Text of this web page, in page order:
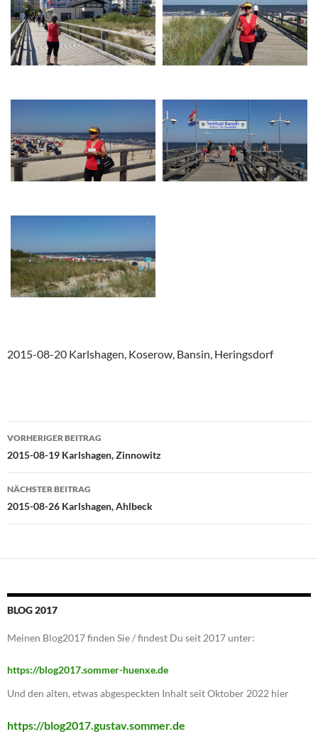
2015-08-20 Karlshagen, Koserow, Bansin, Heringsdorf
Beitragsnavigation
VORHERIGER BEITRAG
2015-08-19 Karlshagen, Zinnowitz
NÄCHSTER BEITRAG
2015-08-26 Karlshagen, Ahlbeck
BLOG 2017
Meinen Blog2017 finden Sie / findest Du seit 2017 unter:
https://blog2017.sommer-huenxe.de
Und den alten, etwas abgespeckten Inhalt seit Oktober 2022 hier
https://blog2017.gustav.sommer.de